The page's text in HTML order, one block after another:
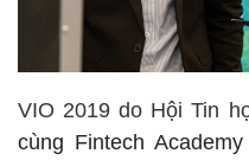
VIO 2019 do Hội Tin
cùng Fintech